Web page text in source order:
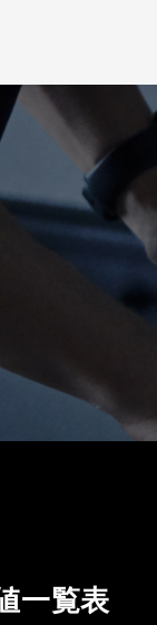
一覧表